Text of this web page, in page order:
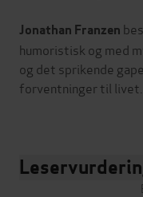
Jonathan Franzen
humoristisk og med
og det sprikende
forventninger til livet.